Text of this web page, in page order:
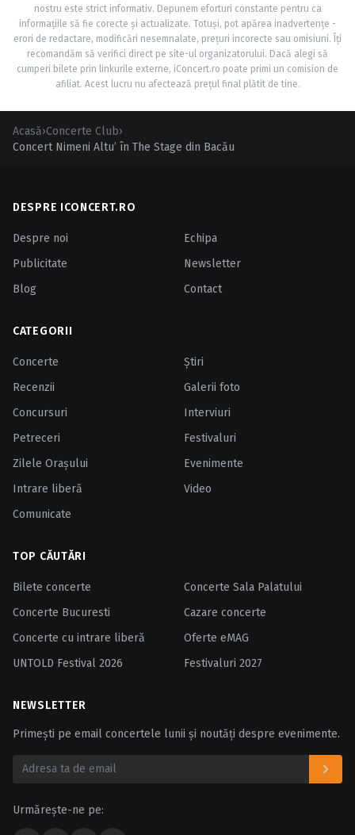
nostru este strict informativ. Depunem eforturi constante pentru ca
informațiile să fie corecte și actualizate. Totuși, pot apărea inadvertențe -
erori de redactare, modificări nesemnalate, prețuri incorecte sau omisiuni. Îți
recomandăm să verifici direct pe site-ul organizatorului. Dacă alegi să
cumperi bilete prin linkurile externe, iConcert.ro poate primi un comision de
afiliat. Acest lucru nu afectează prețul final plătit de tine.
Acasă›Concerte Club›
Concert Nimeni Altu’ în The Stage din Bacău
DESPRE ICONCERT.RO
Despre noi
Echipa
Publicitate
Newsletter
Blog
Contact
CATEGORII
Concerte
Ştiri
Recenzii
Galerii foto
Concursuri
Interviuri
Petreceri
Festivaluri
Zilele Oraşului
Evenimente
Intrare liberă
Video
Comunicate
TOP CĂUTĂRI
Bilete concerte
Concerte Sala Palatului
Concerte Bucuresti
Cazare concerte
Concerte cu intrare liberă
Oferte eMAG
UNTOLD Festival 2026
Festivaluri 2027
NEWSLETTER
Primești pe email concertele lunii și noutăți despre evenimente.
Urmărește-ne pe: